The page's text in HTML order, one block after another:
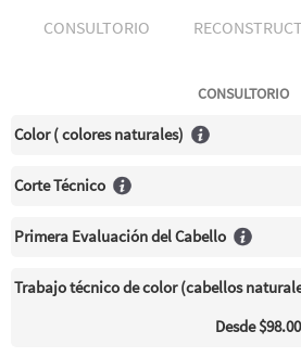
CONSULTORIO
CONSULTORIO
Color ( colores naturales)
Corte Técnico
Primera Evaluación del Cabello
Trabajo técnico de color (cabellos
Desde